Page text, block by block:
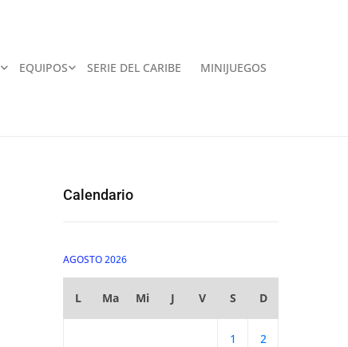
EQUIPOS SERIE DEL CARIBE MINIJUEGOS
Calendario
AGOSTO 2026
L Ma Mi J V S D
1 2